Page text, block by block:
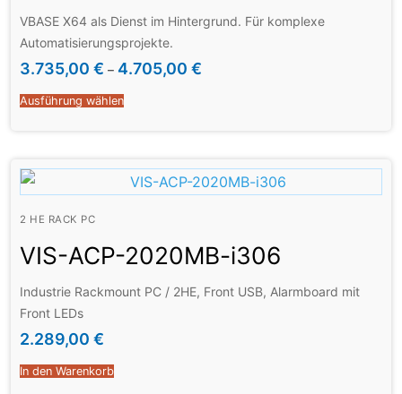
VBASE X64 als Dienst im Hintergrund. Für komplexe
Automatisierungsprojekte.
Einzellizenz für ein Laufzeitsystem inkl. Editor
3.735,00 € – 4.705,00 €
Ausführung wählen
2 HE RACK PC
VIS-ACP-2020MB-i306
Industrie Rackmount PC / 2HE, Front USB, Alarmboard mit
Front LEDs
2.289,00 €
In den Warenkorb